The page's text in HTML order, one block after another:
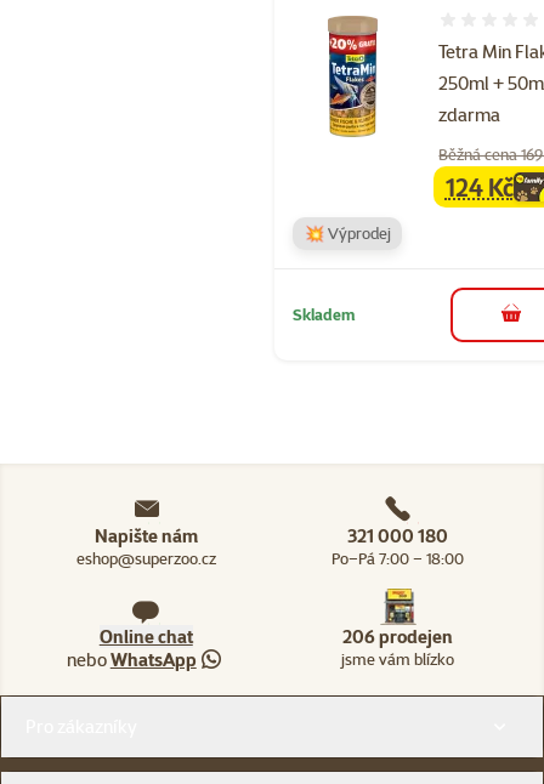
Tetra Min
250ml +
zdarma
Běžná cena
family
124 Kč
💥 Výprodej
Skladem do
Napište nám
eshop@superzoo.cz
321 000 180
Po–Pá 7:00 – 18:00
Online chat
neboWhatsApp
206 prodejen
jsme vám blízko